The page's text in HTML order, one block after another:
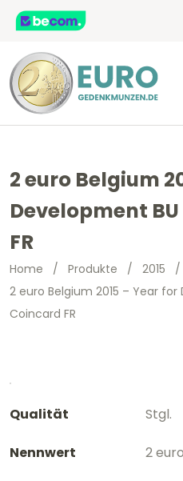
2 euro Belgium
Development
FR
Home / Produkte / 2015 /
2 euro Belgium 2015 – Year for
Coincard FR
Qualität Stgl.
Nennwert 2 euro